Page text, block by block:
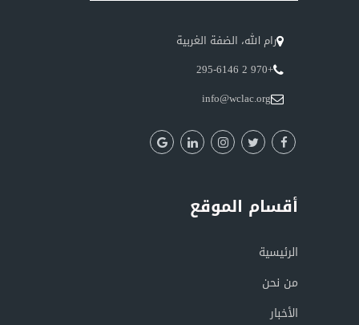
رام الله، الضفة الغربية
+970 2 295-6146
info@wclac.org
أقسام الموقع
الرئيسية
من نحن
الأخبار